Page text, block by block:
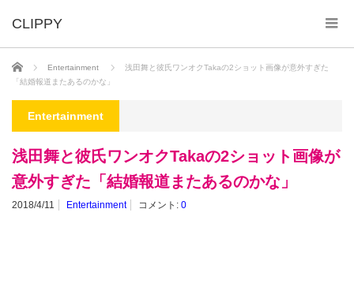
ホーム Entertainment
浅田舞と彼氏ワンオクTakaの2ショット画像が意外すぎた
「結婚報道またあるのかな」
Entertainment
浅田舞と彼氏ワンオクTakaの2ショット画像が
意外すぎた「結婚報道またあるのかな」
2018/4/11 Entertainment コメント: 0